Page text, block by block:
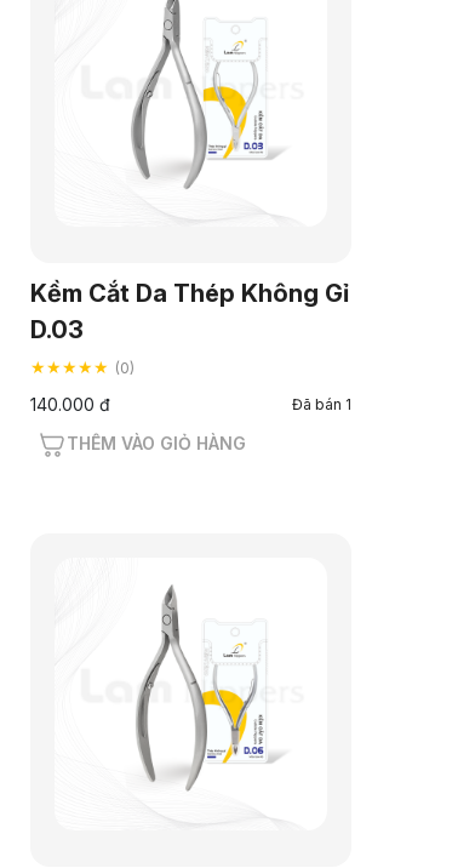
Kềm Cắt Da Thép Không Gỉ
D.03
★★★★★ (0)
140.000 đ Đã bán 1
THÊM VÀO GIỎ HÀNG